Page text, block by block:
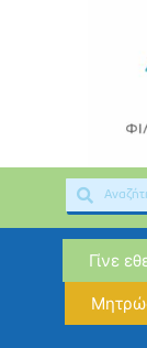
Γίνε